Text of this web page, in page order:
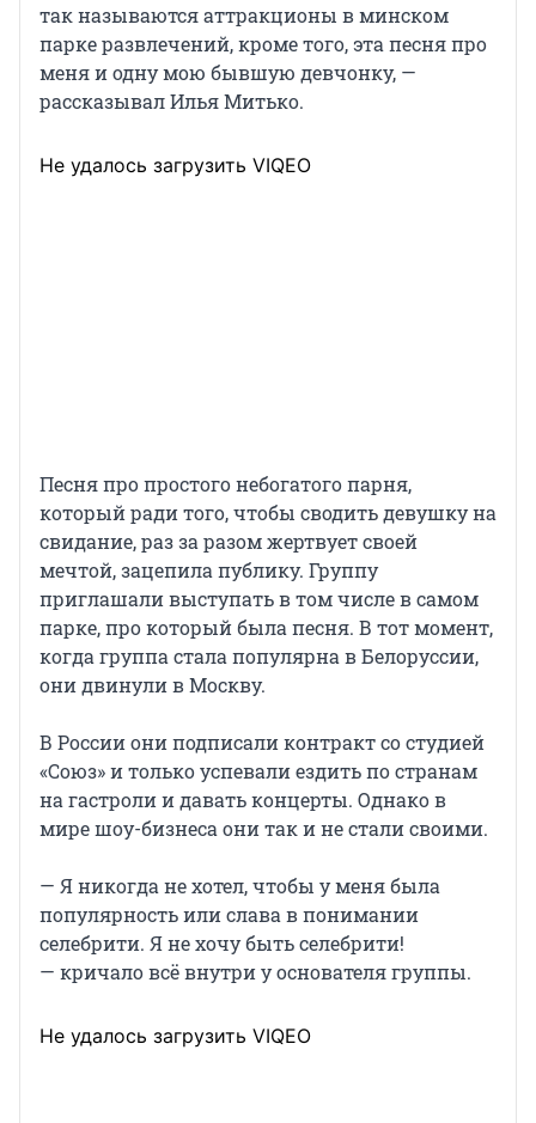
так называются аттракционы в минском
парке развлечений, кроме того, эта песня про
меня и одну мою бывшую девчонку, —
рассказывал Илья Митько.
Не удалось загрузить VIQEO
Песня про простого небогатого парня,
который ради того, чтобы сводить девушку на
свидание, раз за разом жертвует своей
мечтой, зацепила публику. Группу
приглашали выступать в том числе в самом
парке, про который была песня. В тот момент,
когда группа стала популярна в Белоруссии,
они двинули в Москву.
В России они подписали контракт со студией
«Союз» и только успевали ездить по странам
на гастроли и давать концерты. Однако в
мире шоу-бизнеса они так и не стали своими.
— Я никогда не хотел, чтобы у меня была
популярность или слава в понимании
селебрити. Я не хочу быть селебрити!
— кричало всё внутри у основателя группы.
Не удалось загрузить VIQEO